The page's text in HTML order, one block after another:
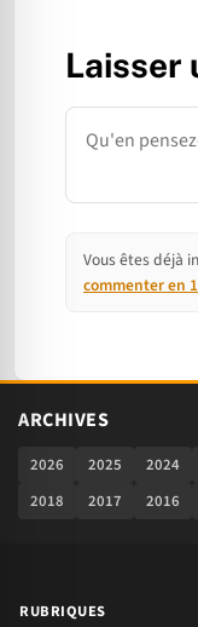
Laisser
Commentaire
Vous êtes déjà
commenter en
ARCHIVES
2026 2025 2024
2018
2017 2016
RUBRIQUES